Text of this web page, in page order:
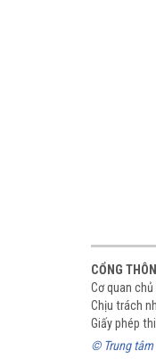
CỔNG
Cơ quan
Chịu trách
Giấy phép
© Trung tâm